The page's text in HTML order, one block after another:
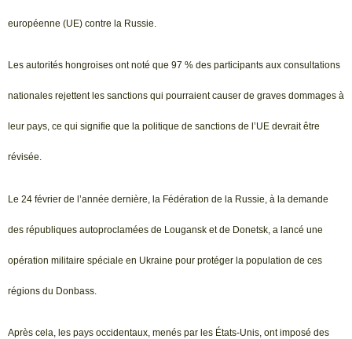
européenne (UE) contre la Russie.
Les autorités hongroises ont noté que 97 % des participants aux consultations
nationales rejettent les sanctions qui pourraient causer de graves dommages à
leur pays, ce qui signifie que la politique de sanctions de l’UE devrait être
révisée.
Le 24 février de l’année dernière, la Fédération de la Russie, à la demande
des républiques autoproclamées de Lougansk et de Donetsk, a lancé une
opération militaire spéciale en Ukraine pour protéger la population de ces
régions du Donbass.
Après cela, les pays occidentaux, menés par les États-Unis, ont imposé des